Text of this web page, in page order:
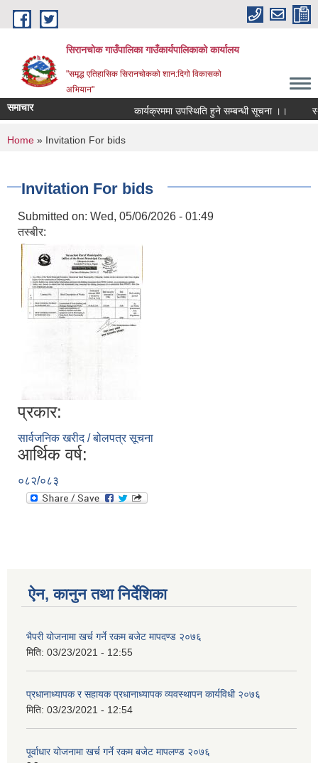
Skip to main content
सिरानचोक गाउँपालिका गाउँकार्यपालिकाको कार्यालय
"समृद्ध एतिहासिक सिरानचोकको शान:दिगो विकासको
अभियान"
समाचार कार्यक्रममा उपस्थिति हुने सम्बन्धी सूचना ।।
You are here
Home » Invitation For bids
Invitation For bids
Submitted on: Wed, 05/06/2026 - 01:49
तस्बीर:
प्रकार:
सार्वजनिक खरीद / बोलपत्र सूचना
आर्थिक वर्ष:
०८२/०८३
ऐन, कानुन तथा निर्देशिका
भैपरी योजनामा खर्च गर्ने रकम बजेट मापदण्ड २०७६
मिति: 03/23/2021 - 12:55
प्रधानाध्यापक र सहायक प्रधानाध्यापक व्यवस्थापन कार्यविधी २०७६
मिति: 03/23/2021 - 12:54
पूर्वाधार योजनामा खर्च गर्ने रकम बजेट मापलण्ड २०७६